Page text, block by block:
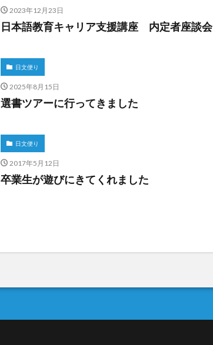
2023年12月23日
日本語教育キャリア支援講座 内定者座談会
日文便り
2025年8月15日
選書ツアーに行ってきました
日文便り
2017年5月12日
卒業生が遊びにきてくれました